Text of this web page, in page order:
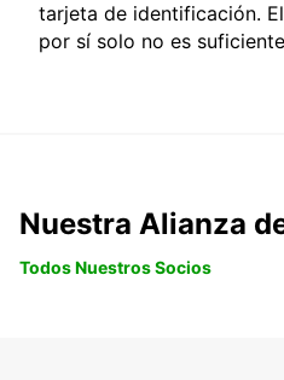
tarjeta de identificación.
por sí solo no es
Nuestra Alianza
Todos Nuestros Socios